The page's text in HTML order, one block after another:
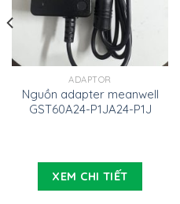
ADAPTOR
Nguồn adapter meanwell
GST60A24-P1JA24-P1J
XEM CHI TIẾT